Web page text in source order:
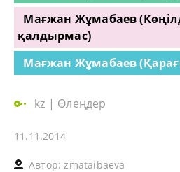
Мағжан Жұмабаев
қалдырмас)
Мағжан Жұмабаев
kz | Өлеңдер
11.11.2014
Автор: zmataibaeva